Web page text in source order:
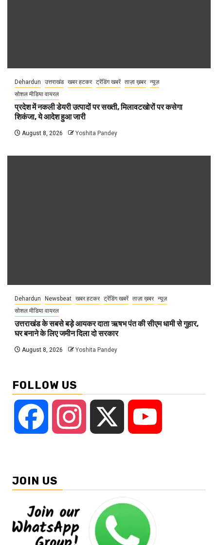
Dehardun उत्तराखंड खबर हटकर ट्रेंडिंग खबरें ताज़ा ख़बर न्यूज़
सोशल मीडिया वायरल
प्रदेश में नकली डेयरी उत्पादों पर सख्ती, मिलावटखोरों पर कसेगा
शिकंजा, ये आदेश हुआ जारी
August 8, 2026 Yoshita Pandey
Dehardun Newsbeat खबर हटकर ट्रेंडिंग खबरें ताज़ा ख़बर न्यूज़
सोशल मीडिया वायरल
उत्तराखंड के सबसे बड़े आयकर दाता ऋषभ पंत की सीएम धामी से गुहार,
घर बनाने के लिए जमीन दिला दो सरकार
August 8, 2026 Yoshita Pandey
FOLLOW US
Facebook Instagram
JOIN US